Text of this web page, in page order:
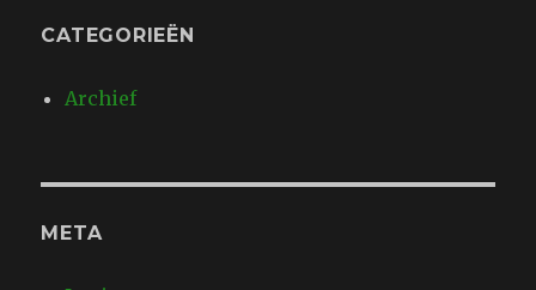
CATEGORIEËN
Archief
META